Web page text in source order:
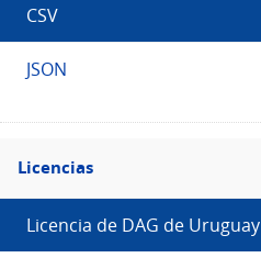
CSV
JSON
Filtro
Licencias
Licencias
Licencia de DAG de Uruguay